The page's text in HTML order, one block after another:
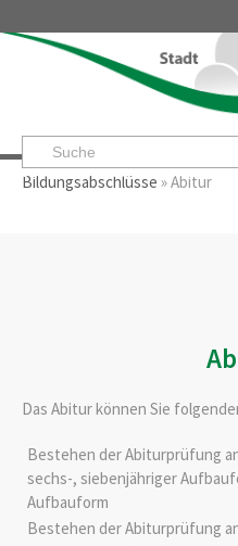
Startseite»
Bildungsabschlüsse »Abitur
Leben & Erleben Rathaus
Das Abitur können Sie
Bestehen der Abiturprüfung
sechs-, siebenjähriger
Aufbauform
Bestehen der Abiturprüfung